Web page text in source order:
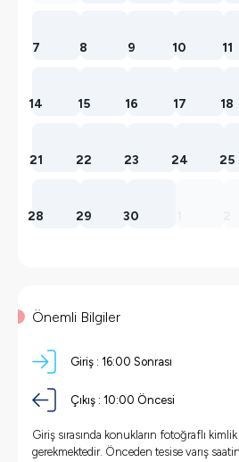
7 8 9 10 11
14 15 16 17 18
21 22 23 24 25
28 29 30
Önemli Bilgiler
Giriş : 16:00 Sonrası
Çıkış : 10:00 Öncesi
Giriş sırasında konukların fotoğraflı
gerekmektedir. Önceden tesise varış